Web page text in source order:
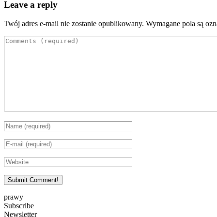
Leave a reply
Twój adres e-mail nie zostanie opublikowany. Wymagane pola są
prawy
Subscribe
Newsletter